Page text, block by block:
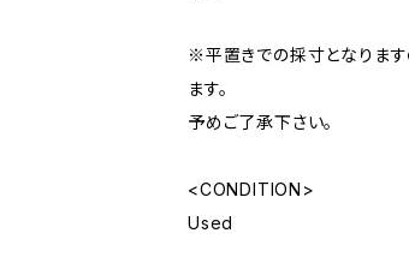
※平置きでの採寸となりま
ます。
予めご了承下さい。
<CONDITION>
Used